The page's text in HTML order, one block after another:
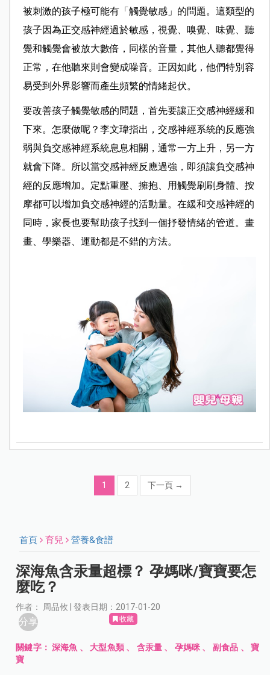
被刺激的孩子極可能有「觸覺敏感」的問題。這類型的
孩子因為正交感神經過於敏感，視覺、嗅覺、味覺、聽
覺和觸覺會被放大數倍，同樣的音量，其他人聽都覺得
正常，在他聽來則會變成噪音。正因如此，他們特別容
易受到外界影響而產生頻繁的情緒起伏。
要改善孩子觸覺敏感的問題，首先要讓正交感神經緩和
下來。怎麼做呢？李文瑋指出，交感神經系統的反應強
弱與負交感神經系統息息相關，通常一方上升，另一方
就會下降。所以當交感神經反應過強，即須讓負交感神
經的反應增加。定點重壓、擁抱、用觸覺刷刷身體、按
摩都可以增加負交感神經的活動量。在緩和交感神經的
同時，家長也要幫助孩子找到一個抒發情緒的管道。畫
畫、學樂器、運動都是不錯的方法。
1 2 下一頁 →
首頁 育兒 營養&食譜
深海魚含汞量超標？ 孕媽咪/寶寶要怎
麼吃？
作者： 周品攸 | 發表日期：2017-01-20
分享 收藏
關鍵字：深海魚 、 大型魚類、 含汞量 、 孕媽咪 、 副食品 、 寶
寶